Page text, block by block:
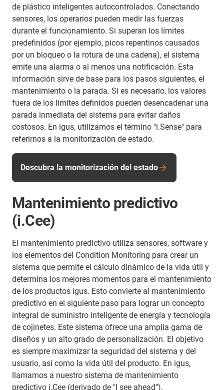
de plástico inteligentes autocontrolados. Conectando
sensores, los operarios pueden medir las fuerzas
durante el funcionamiento. Si superan los límites
predefinidos (por ejemplo, picos repentinos causados
por un bloqueo o la rotura de una cadena), el sistema
emite una alarma o al menos una notificación. Esta
información sirve de base para los pasos siguientes, el
mantenimiento o la parada. Si es necesario, los valores
fuera de los límites definidos pueden desencadenar una
parada inmediata del sistema para evitar daños
costosos. En igus, utilizamos el término "i.Sense" para
referirnos a la monitorización de estado.
Descubra la monitorización del estado
Mantenimiento predictivo
(i.Cee)
El mantenimiento predictivo utiliza sensores, software y
los elementos del Condition Monitoring para crear un
sistema que permite el cálculo dinámico de la vida útil y
determina los mejores momentos para el mantenimiento
de los productos igus. Esto convierte al mantenimiento
predictivo en el siguiente paso para lograr un concepto
integral de suministro inteligente de energía y tecnología
de cojinetes. Este sistema ofrece una amplia gama de
diseños y un alto grado de personalización. El objetivo
es siempre maximizar la seguridad del sistema y del
usuario, así como la vida útil del producto. En igus,
llamamos a nuestro sistema de mantenimiento
predictivo i.Cee (derivado de "I see ahead").